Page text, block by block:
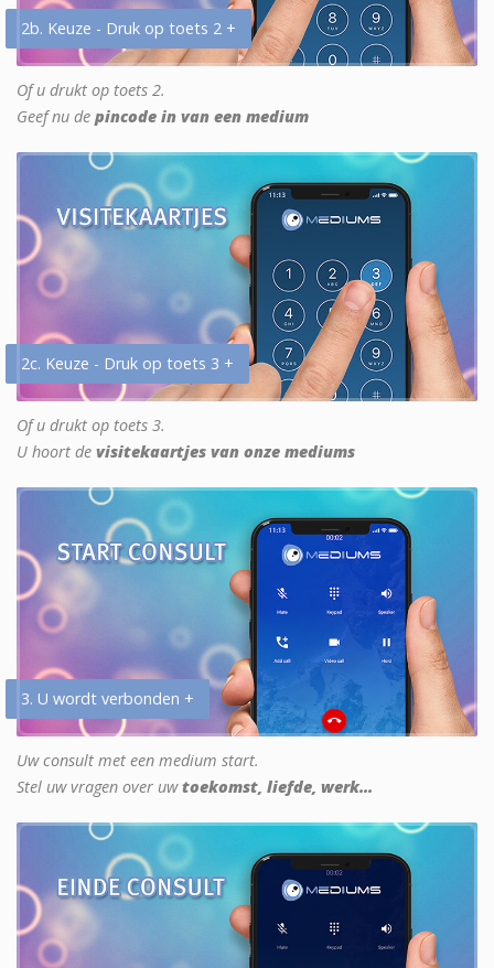
2b. Keuze - Druk op toets 2 +
Of u drukt op toets 2.
Geef nu de pincode in van een medium
2c. Keuze - Druk op toets 3 +
Of u drukt op toets 3.
U hoort de visitekaartjes van onze mediums
3. U wordt verbonden +
Uw consult met een medium start.
Stel uw vragen over uwtoekomst, liefde, werk...